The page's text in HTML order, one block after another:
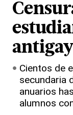
Cientos de
secundaria
anuarios
alumnos